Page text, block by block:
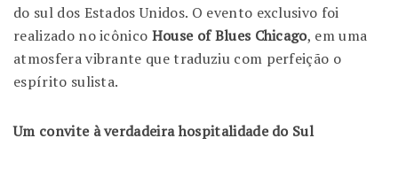
do sul dos Estados Unidos. O evento exclusivo foi
realizado no icônico House of Blues Chicago, em uma
atmosfera vibrante que traduziu com perfeição o
espírito sulista.
Um convite à verdadeira hospitalidade do Sul